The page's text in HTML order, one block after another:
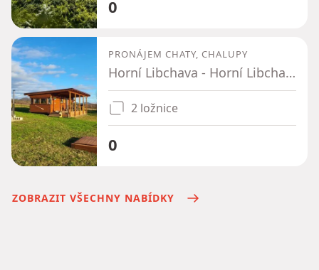
0
PRONÁJEM CHATY, CHALUPY
Horní Libchava - Horní Libchava, Liberecký kraj
2 ložnice
0
ZOBRAZIT VŠECHNY NABÍDKY